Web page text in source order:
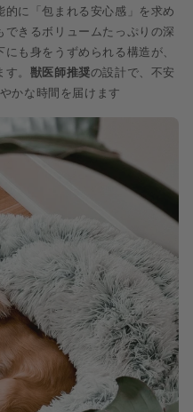
的に「包まれる安心感」を求め
きるボリュームたっぷりの深
も身をうずめられる構造が、
す。 獣医師推奨の設計で、不安
かな時間を届けます